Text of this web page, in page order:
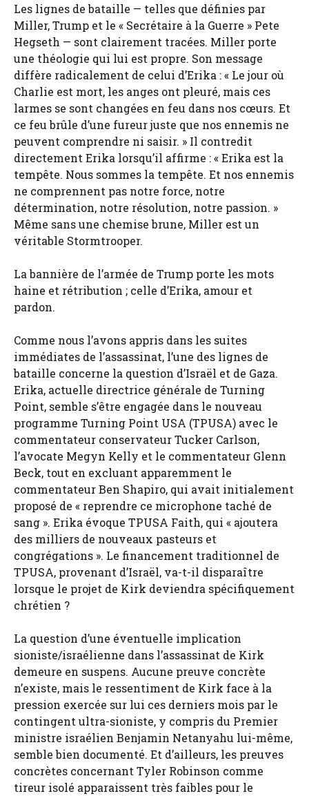
Les lignes de bataille — telles que définies par
Miller, Trump et le « Secrétaire à la Guerre » Pete
Hegseth — sont clairement tracées. Miller porte
une théologie qui lui est propre. Son message
diffère radicalement de celui d’Erika : « Le jour où
Charlie est mort, les anges ont pleuré, mais ces
larmes se sont changées en feu dans nos cœurs. Et
ce feu brûle d’une fureur juste que nos ennemis ne
peuvent comprendre ni saisir. » Il contredit
directement Erika lorsqu’il affirme : « Erika est la
tempête. Nous sommes la tempête. Et nos ennemis
ne comprennent pas notre force, notre
détermination, notre résolution, notre passion. »
Même sans une chemise brune, Miller est un
véritable Stormtrooper.
La bannière de l’armée de Trump porte les mots
haine et rétribution ; celle d’Erika, amour et
pardon.
Comme nous l’avons appris dans les suites
immédiates de l’assassinat, l’une des lignes de
bataille concerne la question d’Israël et de Gaza.
Erika, actuelle directrice générale de Turning
Point, semble s’être engagée dans le nouveau
programme Turning Point USA (TPUSA) avec le
commentateur conservateur Tucker Carlson,
l’avocate Megyn Kelly et le commentateur Glenn
Beck, tout en excluant apparemment le
commentateur Ben Shapiro, qui avait initialement
proposé de « reprendre ce microphone taché de
sang ». Erika évoque TPUSA Faith, qui « ajoutera
des milliers de nouveaux pasteurs et
congrégations ». Le financement traditionnel de
TPUSA, provenant d’Israël, va-t-il disparaître
lorsque le projet de Kirk deviendra spécifiquement
chrétien ?
La question d’une éventuelle implication
sioniste/israélienne dans l’assassinat de Kirk
demeure en suspens. Aucune preuve concrète
n’existe, mais le ressentiment de Kirk face à la
pression exercée sur lui ces derniers mois par le
contingent ultra-sioniste, y compris du Premier
ministre israélien Benjamin Netanyahu lui-même,
semble bien documenté. Et d’ailleurs, les preuves
concrètes concernant Tyler Robinson comme
tireur isolé apparaissent très faibles pour le